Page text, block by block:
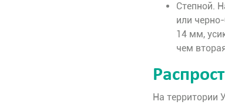
Степной.
или
14 мм,
чем
На территории